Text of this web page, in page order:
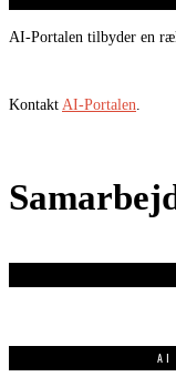
AI-Portalen tilbyder en
Kontakt AI-Portalen.
AI